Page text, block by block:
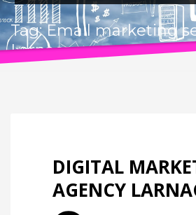
Tag: Email marketing
Larnaca
DIGITAL
AGENCY